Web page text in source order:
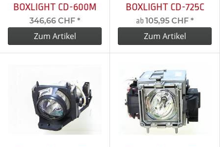
BOXLIGHT CD-600M
346,66 CHF *
Zum Artikel
BOXLIGHT CD-725C
ab 105,95 CHF *
Zum Artikel